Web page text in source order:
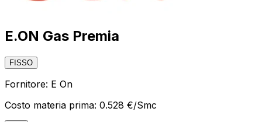
E.ON Gas Premia
FISSO
Fornitore: E On
Costo materia prima: 0.528 €/Smc